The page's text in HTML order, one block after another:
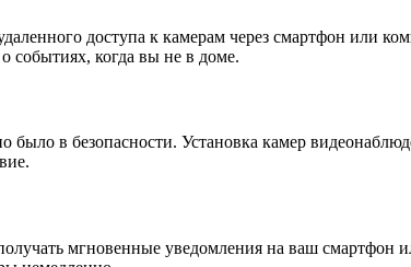
доступа к камерам через смартфон или
событиях, когда вы не в доме.
в безопасности. Установка камер
мгновенные уведомления на ваш смартфон